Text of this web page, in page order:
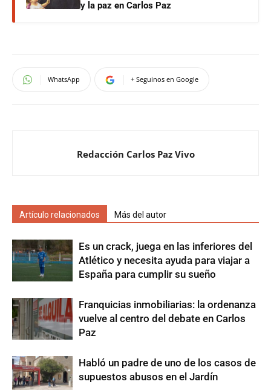
y la paz en Carlos Paz
WhatsApp + Seguinos en Google
Redacción Carlos Paz Vivo
Artículo relacionados Más del autor
Es un crack, juega en las inferiores del
Atlético y necesita ayuda para viajar a
España para cumplir su sueño
Franquicias inmobiliarias: la ordenanza
vuelve al centro del debate en Carlos
Paz
Habló un padre de uno de los casos de
supuestos abusos en el Jardín